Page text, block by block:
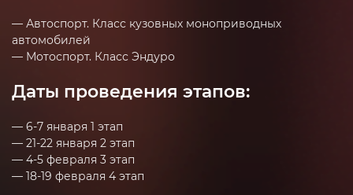
— Автоспорт. Класс кузовных моноприводных
автомобилей
— Мотоспорт. Класс Эндуро
Даты проведения этапов:
— 6-7 января 1 этап
— 21-22 января 2 этап
— 4-5 февраля 3 этап
— 18-19 февраля 4 этап